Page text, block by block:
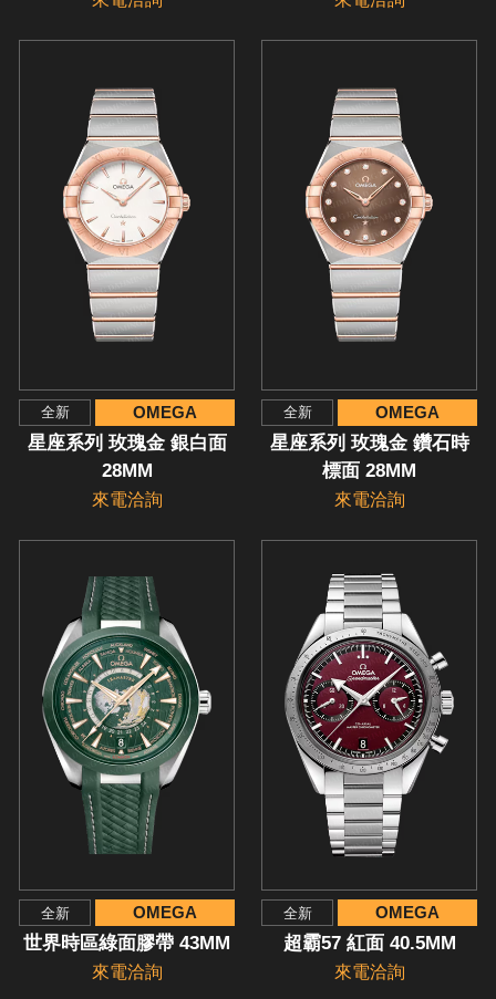
全新 OMEGA
星座系列 玫瑰金 銀白面
28MM
來電洽詢
全新 OMEGA
星座系列 玫瑰金 鑽石時
標面 28MM
來電洽詢
全新 OMEGA
世界時區綠面膠帶 43MM
來電洽詢
全新 OMEGA
超霸57 紅面 40.5MM
來電洽詢